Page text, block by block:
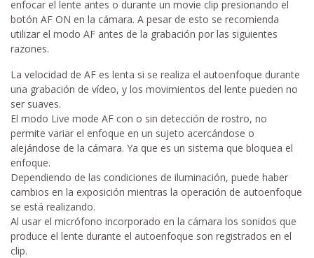
enfocar el lente antes o durante un movie clip presionando el
botón AF ON en la cámara. A pesar de esto se recomienda
utilizar el modo AF antes de la grabación por las siguientes
razones.
La velocidad de AF es lenta si se realiza el autoenfoque durante
una grabación de vídeo, y los movimientos del lente pueden no
ser suaves.
El modo Live mode AF con o sin detección de rostro, no
permite variar el enfoque en un sujeto acercándose o
alejándose de la cámara. Ya que es un sistema que bloquea el
enfoque.
Dependiendo de las condiciones de iluminación, puede haber
cambios en la exposición mientras la operación de autoenfoque
se está realizando.
Al usar el micrófono incorporado en la cámara los sonidos que
produce el lente durante el autoenfoque son registrados en el
clip.